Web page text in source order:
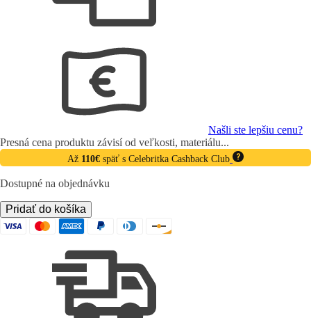
Našli ste lepšiu cenu?
Presná cena produktu závisí od veľkosti, materiálu...
Až 110€ späť s Celebritka Cashback Club
Dostupné na objednávku
množstvo
Diamantové
náušnice
Pridať do košíka